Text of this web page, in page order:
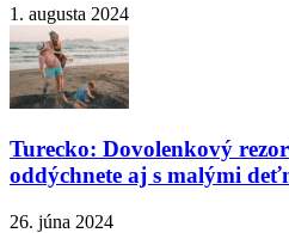
1. augusta 2024
Turecko: Dovolenkový
oddýchnete aj s malými
26. júna 2024